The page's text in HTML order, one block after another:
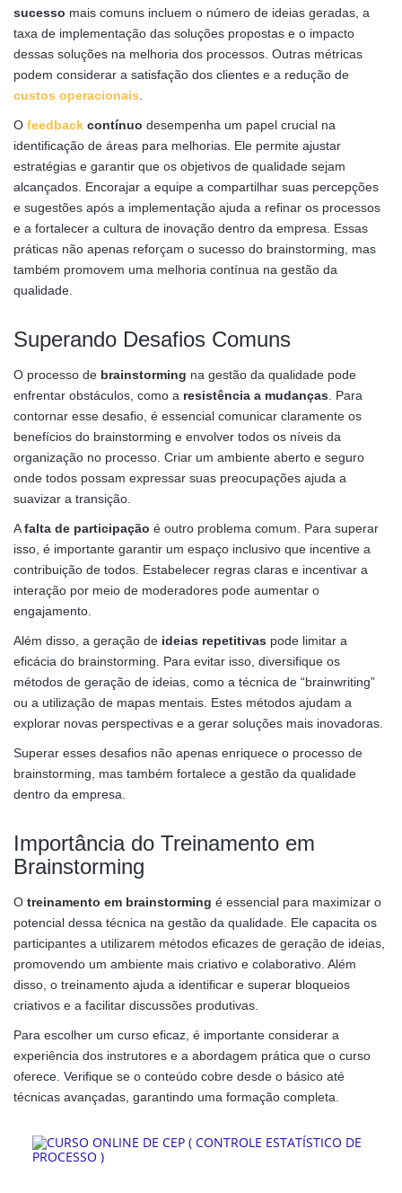
sucesso mais comuns incluem o número de ideias geradas, a
taxa de implementação das soluções propostas e o impacto
dessas soluções na melhoria dos processos. Outras métricas
podem considerar a satisfação dos clientes e a redução de
custos operacionais
O feedback contínuo desempenha um papel crucial na
identificação de áreas para melhorias. Ele permite ajustar
estratégias e garantir que os objetivos de qualidade sejam
alcançados. Encorajar a equipe a compartilhar suas percepções
e sugestões após a implementação ajuda a refinar os processos
e a fortalecer a cultura de inovação dentro da empresa. Essas
práticas não apenas reforçam o sucesso do brainstorming, mas
também promovem uma melhoria contínua na gestão da
qualidade.
Superando Desafios Comuns
O processo de brainstorming na gestão da qualidade pode
enfrentar obstáculos, como a resistência a mudanças . Para
contornar esse desafio, é essencial comunicar claramente os
benefícios do brainstorming e envolver todos os níveis da
organização no processo. Criar um ambiente aberto e seguro
onde todos possam expressar suas preocupações ajuda a
suavizar a transição.
Afalta de participação é outro problema comum. Para superar
isso, é importante garantir um espaço inclusivo que incentive a
contribuição de todos. Estabelecer regras claras e incentivar a
interação por meio de moderadores pode aumentar o
engajamento.
Além disso, a geração de ideias repetitivas pode limitar a
eficácia do brainstorming. Para evitar isso, diversifique os
métodos de geração de ideias, como a técnica de “brainwriting”
ou a utilização de mapas mentais. Estes métodos ajudam a
explorar novas perspectivas e a gerar soluções mais inovadoras.
Superar esses desafios não apenas enriquece o processo de
brainstorming, mas também fortalece a gestão da qualidade
dentro da empresa.
Importância do Treinamento em
Brainstorming
O treinamento em brainstorming é essencial para maximizar o
potencial dessa técnica na gestão da qualidade. Ele capacita os
participantes a utilizarem métodos eficazes de geração de ideias,
promovendo um ambiente mais criativo e colaborativo. Além
disso, o treinamento ajuda a identificar e superar bloqueios
criativos e a facilitar discussões produtivas.
Para escolher um curso eficaz, é importante considerar a
experiência dos instrutores e a abordagem prática que o curso
oferece. Verifique se o conteúdo cobre desde o básico até
técnicas avançadas, garantindo uma formação completa.